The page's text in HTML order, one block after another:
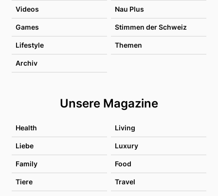
Videos Nau Plus
Games Stimmen der Schweiz
Lifestyle Themen
Archiv
Unsere Magazine
Health Living
Liebe Luxury
Family Food
Tiere Travel